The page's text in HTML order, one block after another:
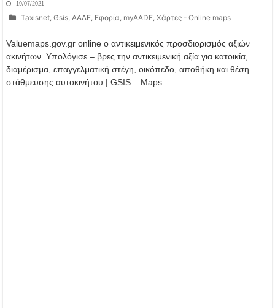
19/07/2021
Taxisnet, Gsis, ΑΑΔΕ, Εφορία, myAADE, Χάρτες - Online maps
Valuemaps.gov.gr online ο αντικειμενικός προσδιορισμός αξιών
ακινήτων. Υπολόγισε – βρες την αντικειμενική αξία για κατοικία,
διαμέρισμα, επαγγελματική στέγη, οικόπεδο, αποθήκη και θέση
στάθμευσης αυτοκινήτου | GSIS – Maps